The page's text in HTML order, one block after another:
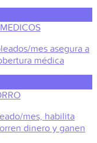
mes asegura a
médica
mes, habilita
dinero y ganen